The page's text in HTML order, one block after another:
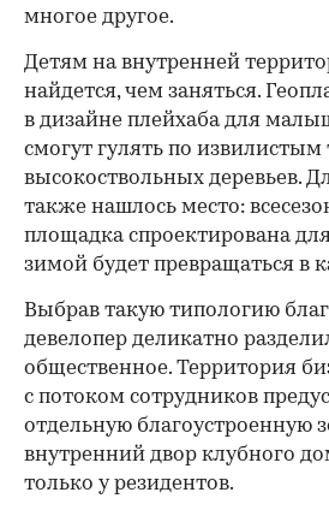
многое другое.
Детям на внутренней
найдется, чем заняться.
в дизайне плейхаба для
смогут гулять по извилистым
высокоствольных деревьев.
также нашлось место:
площадка спроектирована
зимой будет превращаться в
Выбрав такую типологию
девелопер деликатно
общественное. Территория
с потоком сотрудников
отдельную благоустроенную
внутренний двор клубного
только у резидентов.